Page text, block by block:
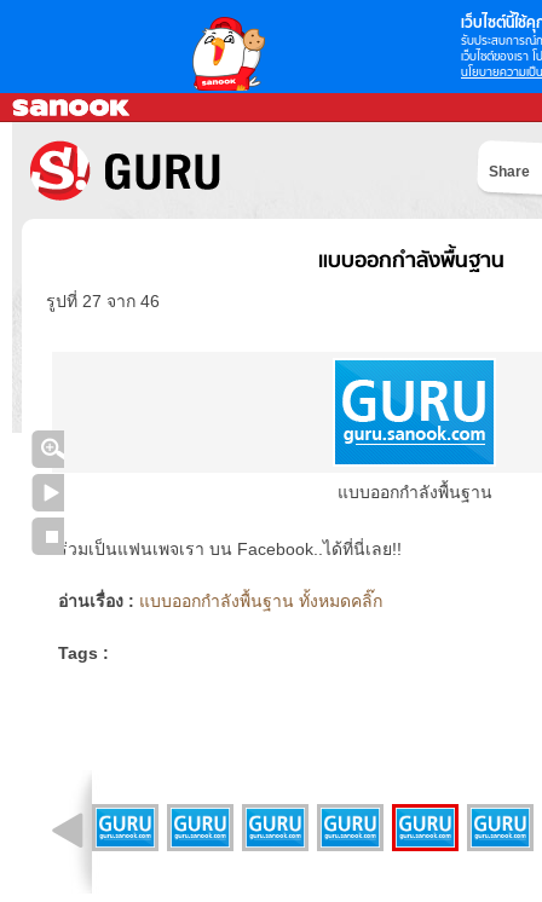
เว็บไซต์นี้ใช้คุ
รับประสบการณ์
เว็บไซต์ของเรา
นโยบายความเป็
Share
แบบออกกำลังพื้นฐาน
รูปที่ 27 จาก 46
แบบออกกำลังพื้นฐาน
ร่วมเป็นแฟนเพจเรา บน Facebook..ได้ที่นี่เลย!!
อ่านเรื่อง : แบบออกกำลังพื้นฐาน ทั้งหมดคลิ๊ก
Tags :